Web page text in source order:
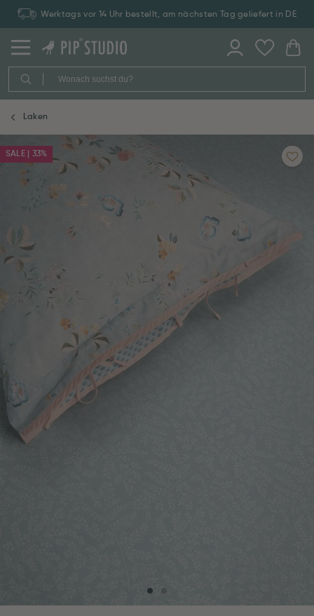
Werktags vor 14 Uhr bestellt, am nächsten Tag geliefert in DE
Laken
SALE | 33%